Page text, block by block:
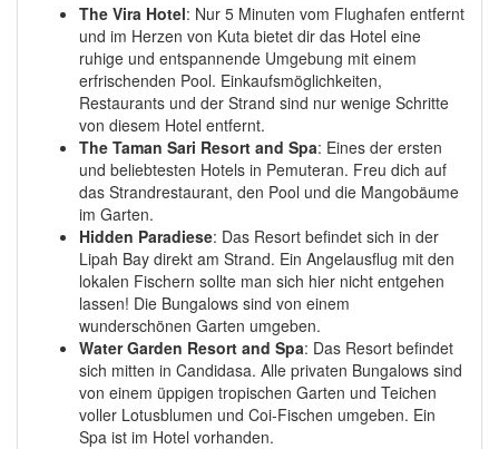
The Vira Hotel: Nur 5 Minuten vom Flughafen entfernt
und im Herzen von Kuta bietet dir das Hotel eine
ruhige und entspannende Umgebung mit einem
erfrischenden Pool. Einkaufsmöglichkeiten,
Restaurants und der Strand sind nur wenige Schritte
von diesem Hotel entfernt.
The Taman Sari Resort and Spa: Eines der ersten
und beliebtesten Hotels in Pemuteran. Freu dich auf
das Strandrestaurant, den Pool und die Mangobäume
im Garten.
Hidden Paradiese: Das Resort befindet sich in der
Lipah Bay direkt am Strand. Ein Angelausflug mit den
lokalen Fischern sollte man sich hier nicht entgehen
lassen! Die Bungalows sind von einem
wunderschönen Garten umgeben.
Water Garden Resort and Spa: Das Resort befindet
sich mitten in Candidasa. Alle privaten Bungalows sind
von einem üppigen tropischen Garten und Teichen
voller Lotusblumen und Coi-Fischen umgeben. Ein
Spa ist im Hotel vorhanden.